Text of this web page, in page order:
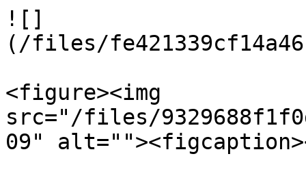
![]
(/files/
<figure><img
src="/files/
09"